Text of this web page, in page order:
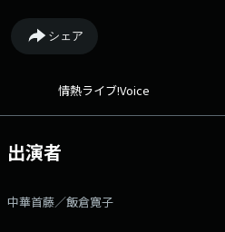
シェア
情熱ライブ!Voice
出演者
中華首藤／飯倉寛子